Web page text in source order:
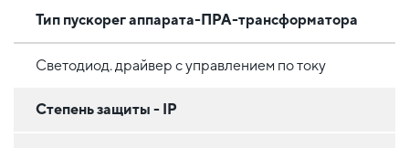
Тип пускорег аппарата-ПРА-трансформатора
Светодиод. драйвер с управлением по току
Степень защиты - IP